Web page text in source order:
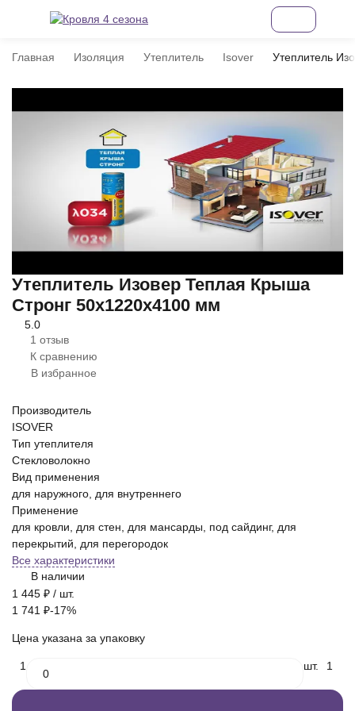
Главная Изоляция Утеплитель Isover Утеплитель
Утеплитель Изовер Теплая Крыша
Стронг 50х1220х4100 мм
5.0
1 отзыв
К сравнению
В избранное
Производитель
ISOVER
Тип утеплителя
Стекловолокно
Вид применения
для наружного, для внутреннего
Применение
для кровли, для стен, для мансарды, под сайдинг, для
перекрытий, для перегородок
Все характеристики
В наличии
1 445 ₽ / шт.
1 741 ₽-17%
Цена указана за упаковку
1 шт. 1